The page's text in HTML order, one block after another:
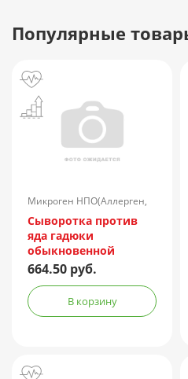
Популярные
Микроген НПО(Аллерген,
г.Ставрополь)/Россия
Сыворотка против
яда гадюки
обыкновенной
лошадиная
очищенная
концентрированная
жидкая амп.(р-р д/
664.50 руб.
В корзину